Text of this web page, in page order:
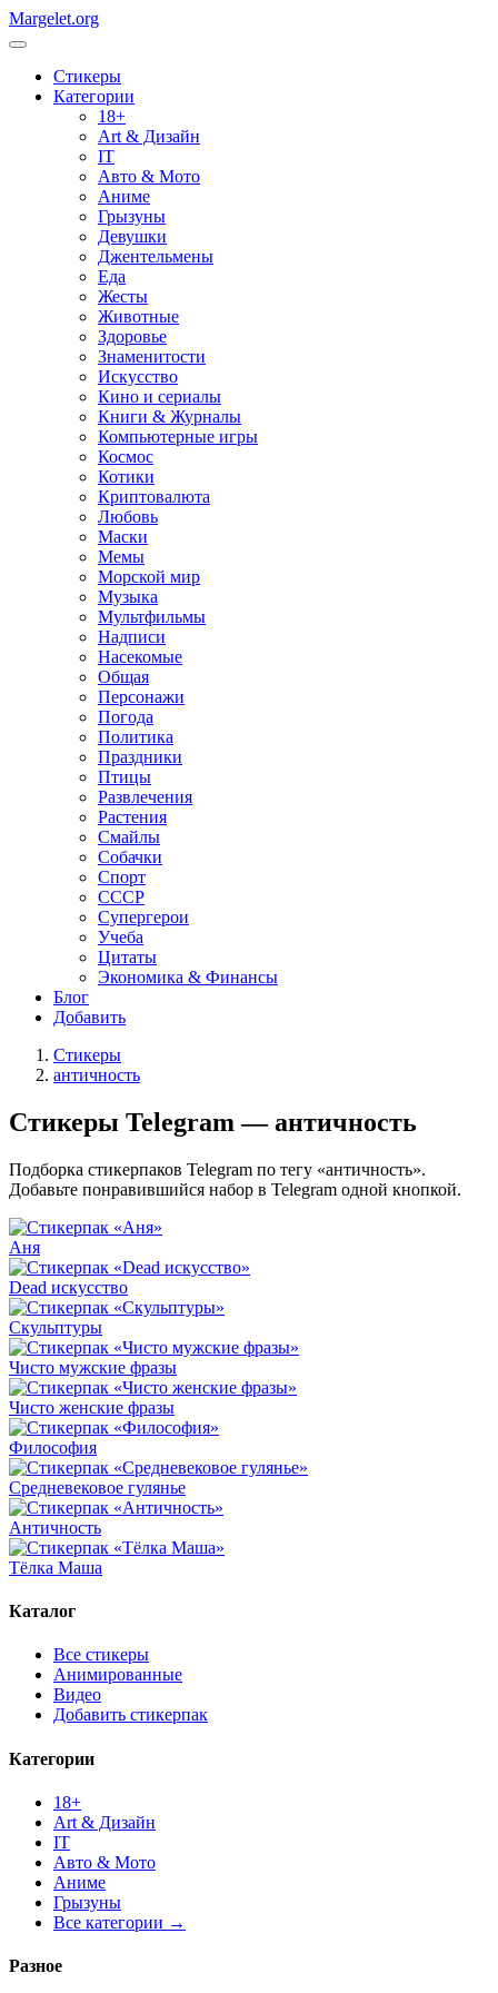
Margelet.org
Стикеры
Категории
18+
Art & Дизайн
IT
Авто & Мото
Аниме
Грызуны
Девушки
Джентельмены
Еда
Жесты
Животные
Здоровье
Знаменитости
Искусство
Кино и сериалы
Книги & Журналы
Компьютерные игры
Космос
Котики
Криптовалюта
Любовь
Маски
Мемы
Морской мир
Музыка
Мультфильмы
Надписи
Насекомые
Общая
Персонажи
Погода
Политика
Праздники
Птицы
Развлечения
Растения
Смайлы
Собачки
Спорт
СССР
Супергерои
Учеба
Цитаты
Экономика & Финансы
Блог
Добавить
Стикеры
античность
Стикеры Telegram — античность
Подборка стикерпаков Telegram по тегу «античность».
Добавьте понравившийся набор в Telegram одной кнопкой.
Аня
Dead искусство
Скульптуры
Чисто мужские фразы
Чисто женские фразы
Философия
Средневековое гулянье
Античность
Тёлка Маша
Каталог
Все стикеры
Анимированные
Видео
Добавить стикерпак
Категории
18+
Art & Дизайн
IT
Авто & Мото
Аниме
Грызуны
Все категории →
Разное